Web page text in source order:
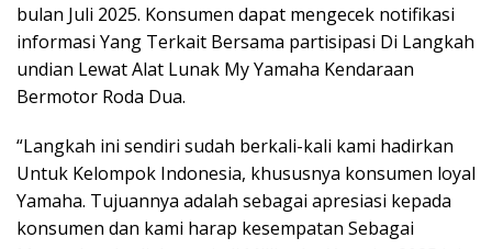
bulan Juli 2025. Konsumen dapat mengecek notifikasi
informasi Yang Terkait Bersama partisipasi Di Langkah
undian Lewat Alat Lunak My Yamaha Kendaraan
Bermotor Roda Dua.
“Langkah ini sendiri sudah berkali-kali kami hadirkan
Untuk Kelompok Indonesia, khususnya konsumen loyal
Yamaha. Tujuannya adalah sebagai apresiasi kepada
konsumen dan kami harap kesempatan Sebagai